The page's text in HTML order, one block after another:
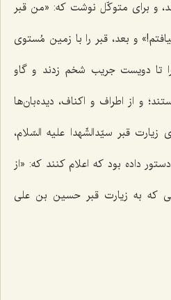
و برای متوکّل نوشت که: «من قبر
و بعد، قبر را با زمین مُستوی
تا دویست جریب شخم زدند و گاو
و از اطراف و اکناف، دیده‌بان‌ها
قبر سیّدالشّهدا علیه السّلام،
داده بود که اعلام کنند که: «از
که به زیارت قبر حسین بن علی